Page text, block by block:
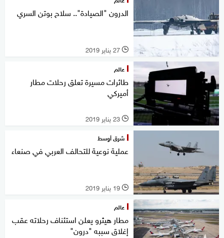
الدرون "الصيادة".. سلاح بوتن السري
l 27 يناير 2019
عالم
طائرات مسيرة تعلق رحلات مطار
أميركي
l 23 يناير 2019
شرق أوسط
عملية نوعية للتحالف العربي في صنعاء
l 19 يناير 2019
عالم
مطار هيثرو يعلن استئناف رحلاته عقب
إغلاق سببه "درون"